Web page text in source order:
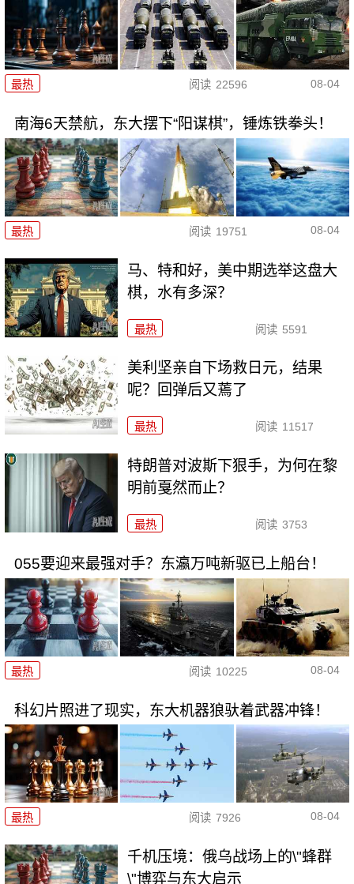
最热 阅读 22596 08-04
南海6天禁航，东大摆下“阳谋棋”，锤炼铁拳头！
最热 阅读 19751 08-04
马、特和好，美中期选举这盘大
棋，水有多深？
最热 阅读 5591
美利坚亲自下场救日元，结果
呢？回弹后又蔫了
最热 阅读 11517
特朗普对波斯下狠手，为何在黎
明前戛然而止？
最热 阅读 3753
055要迎来最强对手？东瀛万吨新驱已上船台！
最热 阅读 10225 08-04
科幻片照进了现实，东大机器狼驮着武器冲锋！
最热 阅读 7926 08-04
千机压境：俄乌战场上的\"蜂群
\"博弈与东大启示